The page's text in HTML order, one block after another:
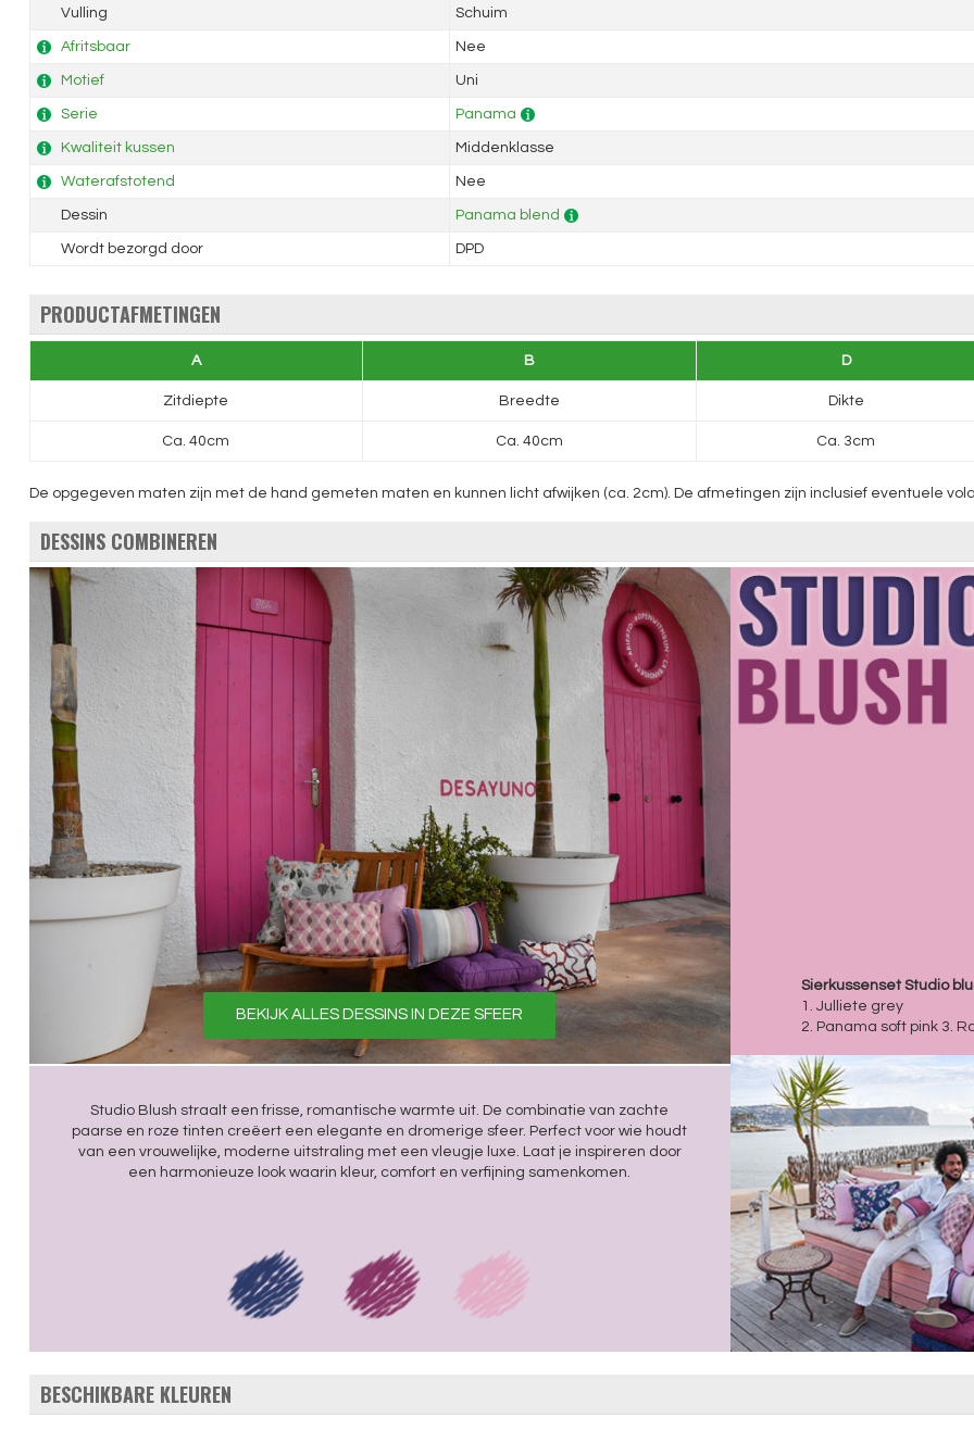
Vulling Schuim
Afritsbaar Nee
Motief Uni
Serie Panama
Kwaliteit kussen Middenklasse
Waterafstotend Nee
Dessin Panama blend
Wordt bezorgd door DPD
PRODUCTAFMETINGEN
A B D
Zitdiepte Breedte Dikte
Ca. 40cm Ca. 40cm Ca. 3cm
De opgegeven maten zijn met de hand gemeten maten en kunnen licht afwijken (ca. 2cm). De afmetingen zijn inclusief eventuele
DESSINS COMBINEREN
BEKIJK ALLES DESSINS IN DEZE SFEER
Studio Blush straalt een frisse, romantische warmte uit. De combinatie van zachte
paarse en roze tinten creëert een elegante en dromerige sfeer. Perfect voor wie houdt
van een vrouwelijke, moderne uitstraling met een vleugje luxe. Laat je inspireren door
een harmonieuze look waarin kleur, comfort en verfijning samenkomen.
Sierkussenset Studio
1. Julliete grey
2. Panama soft pink 3.
BESCHIKBARE KLEUREN